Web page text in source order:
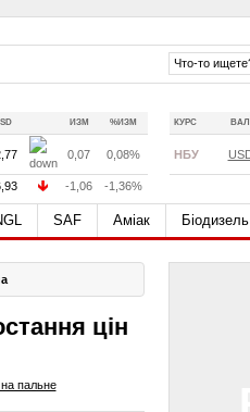
КУРС ВАЛ
НБУ
ИЗМ %ИЗМ
0,07 0,08%
-1,06 -1,36%
SAF Аміак Біодизель
цін
на пальне